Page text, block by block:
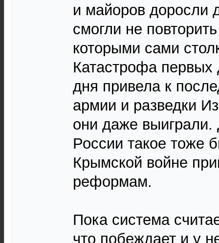
и майоров доросли
смогли не
которыми сами
Катастрофа
дня привела к
армии и разведки
они даже выиграли.
России такое тоже
Крымской войне
реформам.
Пока система
что побеждает и у